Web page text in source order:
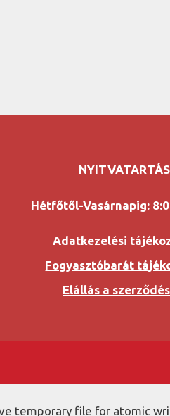
NYITVATARTÁS
Hétfőtől-Vasárnapig:
Adatkezelési
Fogyasztóbarát
Elállás a
temporary file for atomic